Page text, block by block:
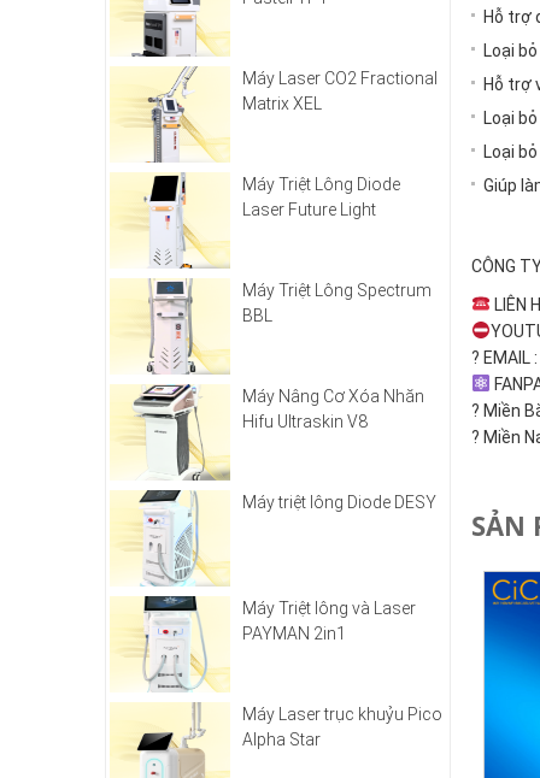
Hỗ trợ
Loại
Hỗ trợ
Loại
Loại
Giúp
CÔNG
LIÊN
?
? Miền
? Miền
SẢN
Máy Laser CO2 Fractional
Matrix XEL
Máy Triệt Lông Diode
Laser Future Light
Máy Triệt Lông Spectrum
BBL
Máy Nâng Cơ Xóa Nhăn
Hifu Ultraskin V8
Máy triệt lông Diode DESY
Máy Triệt lông và Laser
PAYMAN 2in1
Máy Laser trục khuỷu Pico
Alpha Star